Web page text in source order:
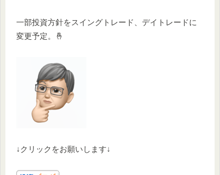
一部投資方針をスイングトレード、デイトレードに
変更予定。🤞
↓クリックをお願いします↓